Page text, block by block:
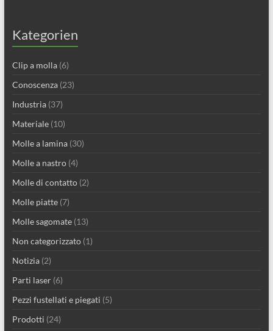
Kategorien
Clip a molla(6)
Conoscenza(23)
Industria(37)
Materiale(10)
Molle a lamina(30)
Molle a nastro(4)
Molle di contatto(2)
Molle piatte(7)
Molle sagomate(13)
Non categorizzato(1)
Notizia(2)
Parti laser(6)
Pezzi fustellati e piegati (5)
Prodotti (24)